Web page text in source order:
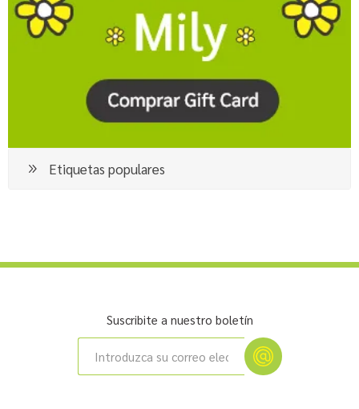
Etiquetas populares
Suscribite a nuestro boletín